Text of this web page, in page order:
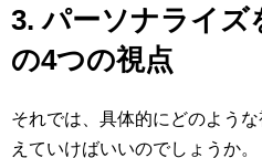
3. パーソナライズ
の4つの視点
それでは、具体的にどのよう
えていけばいいのでしょうか。